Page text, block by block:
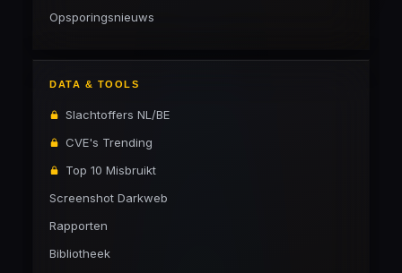
Opsporingsnieuws
DATA & TOOLS
Slachtoffers NL/BE
CVE's Trending
Top 10 Misbruikt
Screenshot Darkweb
Rapporten
Bibliotheek